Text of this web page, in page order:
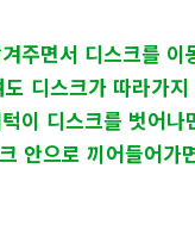
주면서 디스크를
디스크가 따라가
이 디스크를 벗어나
안으로 끼어들어가